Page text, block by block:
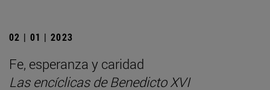
02 | 01 | 2023
Fe, esperanza y caridad
Las encíclicas de Benedicto XVI